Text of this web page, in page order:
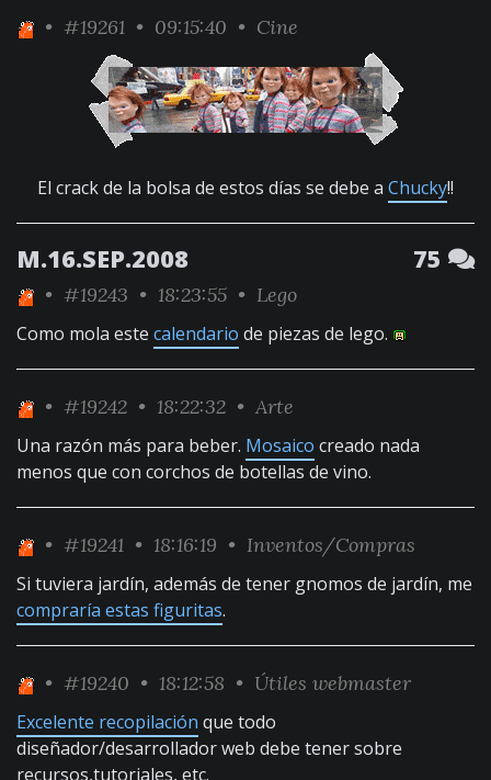
• #19261 • 09:15:40 • Cine
El crack de la bolsa de estos días se debe a Chucky!!
M.16.SEP.2008 75
• #19243 • 18:23:55 • Lego
Como mola este calendario de piezas de lego.
• #19242 • 18:22:32 • Arte
Una razón más para beber. Mosaico creado nada
menos que con corchos de botellas de vino.
• #19241 • 18:16:19 • Inventos/Compras
Si tuviera jardín, además de tener gnomos de jardín, me
compraría estas figuritas.
• #19240 • 18:12:58 • Útiles webmaster
Excelente recopilación que todo
diseñador/desarrollador web debe tener sobre
recursos,tutoriales, etc.